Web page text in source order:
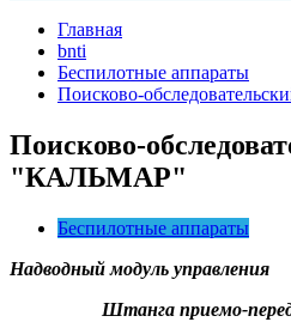
Главная
bnti
Беспилотные аппараты
Поисково-
Поисково-
"КАЛЬМАР"
Беспилотные аппараты
Надводный модуль управления
Штанга приемо-